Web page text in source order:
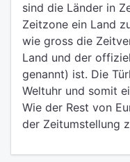
sind die Länder in
Zeitzone ein Land
wie gross die
Land und der
genannt) ist. Die
Weltuhr und somit
Wie der Rest von
der Zeitumstellung